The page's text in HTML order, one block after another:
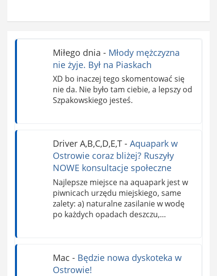
Miłego dnia - Młody mężczyzna
nie żyje. Był na Piaskach
XD bo inaczej tego skomentować się
nie da. Nie było tam ciebie, a lepszy od
Szpakowskiego jesteś.
Driver A,B,C,D,E,T- Aquapark w
Ostrowie coraz bliżej? Ruszyły
NOWE konsultacje społeczne
Najlepsze miejsce na aquapark jest w
piwnicach urzędu miejskiego, same
zalety: a) naturalne zasilanie w wodę
po każdych opadach deszczu,…
Mac - Będzie nowa dyskoteka w
Ostrowie!